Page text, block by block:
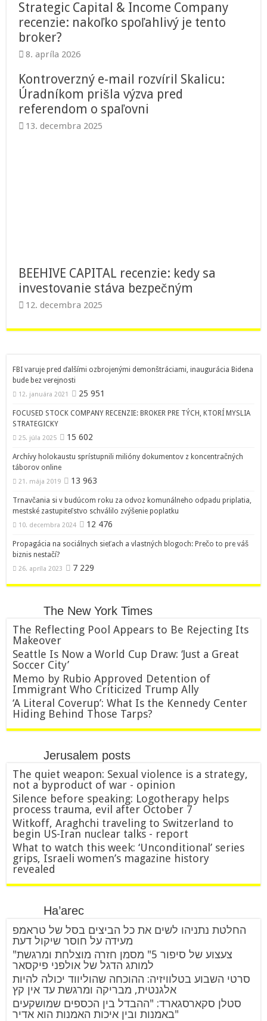
Strategic Capital & Income Company
recenzie: nakoľko spoľahlivý je tento
broker?
8. apríla 2026
Kontroverzný e-mail rozvíril Skalicu:
Úradníkom prišla výzva pred
referendom o spaľovni
13. decembra 2025
BEEHIVE CAPITAL recenzie: kedy sa
investovanie stáva bezpečným
12. decembra 2025
FBI varuje pred ďalšími ozbrojenými demonštráciami, inaugurácia Bidena
bude bez verejnosti
12. januára 2021 25 951
FOCUSED STOCK COMPANY RECENZIE: BROKER PRE TÝCH, KTORÍ MYSLIA
STRATEGICKY
25. júla 2025 15 602
Archívy holokaustu sprístupnili milióny dokumentov z koncentračných
táborov online
21. mája 2019 13 963
Trnavčania si v budúcom roku za odvoz komunálneho odpadu priplatia,
mestské zastupiteľstvo schválilo zvýšenie poplatku
10. decembra 2024 12 476
Propagácia na sociálnych sieťach a vlastných blogoch: Prečo to pre váš
biznis nestačí?
26. apríla 2023 7 229
The New York Times
The Reflecting Pool Appears to Be Rejecting Its
Makeover
Seattle Is Now a World Cup Draw: ‘Just a Great
Soccer City’
Memo by Rubio Approved Detention of
Immigrant Who Criticized Trump Ally
‘A Literal Coverup’: What Is the Kennedy Center
Hiding Behind Those Tarps?
Jerusalem posts
The quiet weapon: Sexual violence is a strategy,
not a byproduct of war - opinion
Silence before speaking: Logotherapy helps
process trauma, evil after October 7
Witkoff, Araghchi traveling to Switzerland to
begin US-Iran nuclear talks - report
What to watch this week: ‘Unconditional’ series
grips, Israeli women’s magazine history
revealed
Ha’arec
החלטת נתניהו לשים את כל הביצים בסל של טראמפ
מעידה על חוסר שיקול דעת
"צעצוע של סיפור 5" מסמן חזרה מוצלחת ומרגשת
למותג הדגל של אולפני פיקסאר
סרטי השבוע בטלוויזיה: ההוכחה שהוליווד יכולה להיות
אלגנטית, מבריקה ומרגשת עד אין קץ
סטלן סקארסגארד: "ההבדל בין הכספים שמושקעים
באמנות ובין איכות האמנות הוא אדיר"